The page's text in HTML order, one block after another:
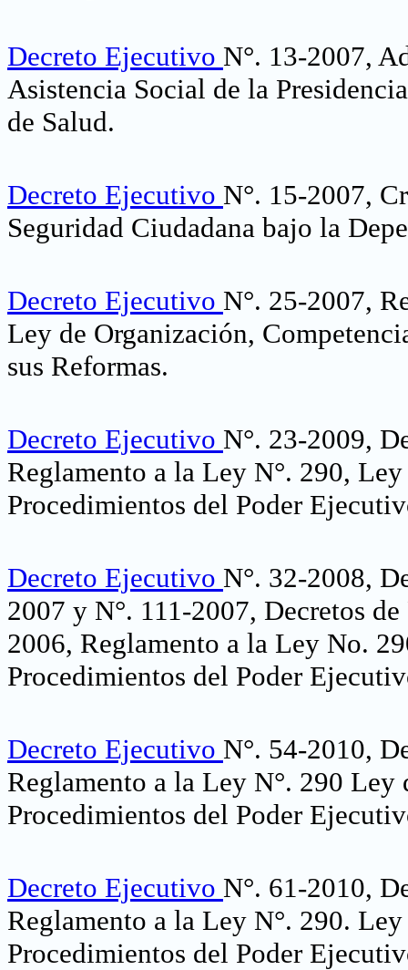
Decreto Ejecutivo N°. 13-2007,
Asistencia Social de la
de Salud.
Decreto Ejecutivo N°. 15-2007,
Seguridad Ciudadana bajo la
Decreto Ejecutivo N°. 25-2007,
Ley de Organización,
sus Reformas.
Decreto Ejecutivo N°. 23-2009,
Reglamento a la Ley N°. 290,
Procedimientos del Poder
Decreto Ejecutivo N°. 32-2008,
2007 y N°. 111-2007, Decretos
2006, Reglamento a la Ley No.
Procedimientos del Poder
Decreto Ejecutivo N°. 54-2010,
Reglamento a la Ley N°. 290
Procedimientos del Poder
Decreto Ejecutivo N°. 61-2010,
Reglamento a la Ley N°. 290.
Procedimientos del Poder